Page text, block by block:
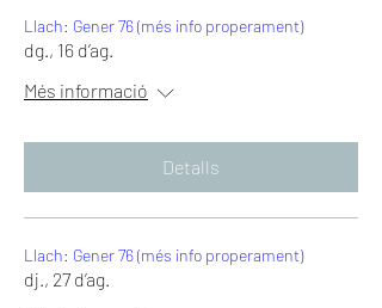
Llach: Gener 76 (més info properament)
dg., 16 d’ag.
Més informació
Detalls
Llach: Gener 76 (més info properament)
dj., 27 d’ag.